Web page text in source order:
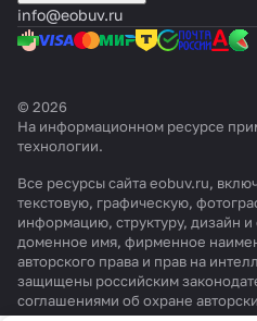
info@eobuv.ru
© 2026
На информационном ресурсе
технологии.
Все ресурсы сайта eobuv.ru,
текстовую, графическую,
информацию, структуру, дизайн
доменное имя, фирменное
авторского права и прав на
защищены российским
соглашениями об охране